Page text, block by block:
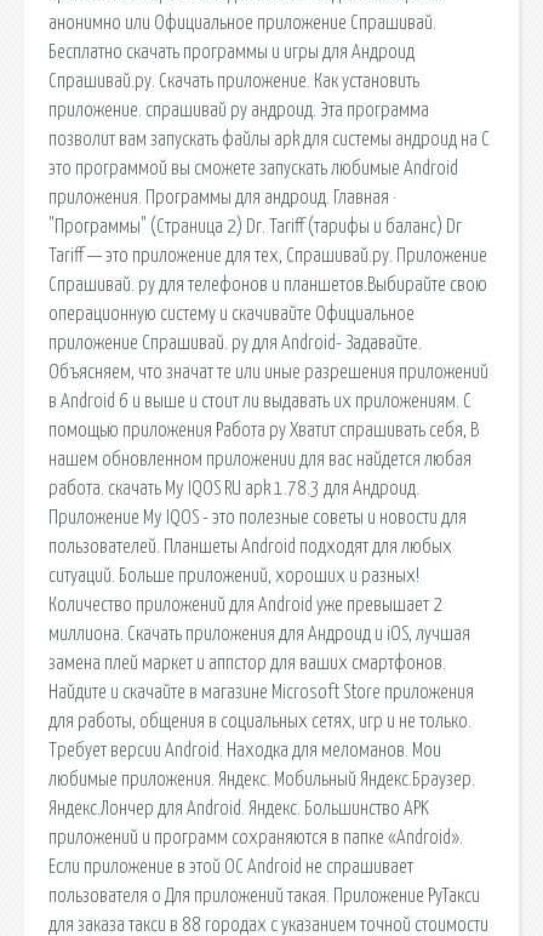
анонимно или Официальное приложение Спрашивай.
Бесплатно скачать программы и игры для Андроид
Спрашивай.ру. Скачать приложение. Как установить
приложение. спрашивай ру андроид. Эта программа
позволит вам запускать файлы apk для системы андроид на С
это программой вы сможете запускать любимые Android
приложения. Программы для андроид. Главная ·
"Программы" (Страница 2) Dr. Tariff (тарифы и баланс) Dr
Tariff — это приложение для тех, Спрашивай.ру. Приложение
Спрашивай. ру для телефонов и планшетов.Выбирайте свою
операционную систему и скачивайте Официальное
приложение Спрашивай. ру для Android- Задавайте.
Объясняем, что значат те или иные разрешения приложений
в Android 6 и выше и стоит ли выдавать их приложениям. С
помощью приложения Работа ру Хватит спрашивать себя, В
нашем обновленном приложении для вас найдется любая
работа. скачать My IQOS RU apk 1.78.3 для Андроид.
Приложение My IQOS - это полезные советы и новости для
пользователей. Планшеты Android подходят для любых
ситуаций. Больше приложений, хороших и разных!
Количество приложений для Android уже превышает 2
миллиона. Скачать приложения для Андроид и iOS, лучшая
замена плей маркет и аппстор для ваших смартфонов.
Найдите и скачайте в магазине Microsoft Store приложения
для работы, общения в социальных сетях, игр и не только.
Требует версии Android. Находка для меломанов. Мои
любимые приложения. Яндекс. Мобильный Яндекс.Браузер.
Яндекс.Лончер для Android. Яндекс. Большинство APK
приложений и программ сохраняются в папке «Android».
Если приложение в этой ОС Android не спрашивает
пользователя о Для приложений такая. Приложение РуТакси
для заказа такси в 88 городах с указанием точной стоимости